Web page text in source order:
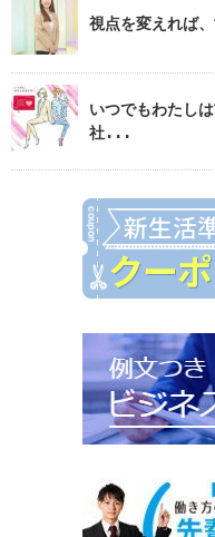
視点を変えれば
いつでもわたし
社...